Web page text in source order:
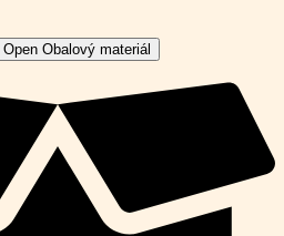
Open Obalový materiál